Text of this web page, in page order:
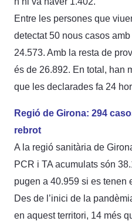
Entre les persones que
detectat 50 nous casos
24.573. Amb la resta de
és de 26.892. En total, han
que les declarades fa 24
Regió de Girona: 294
rebrot
A la regió sanitària de
PCR i TA acumulats són
pugen a 40.959 si es tenen
Des de l’inici de la
en aquest territori, 14 més